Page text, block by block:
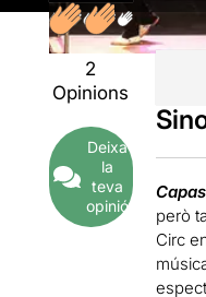
2
Opinions
Deixa
la
teva
opinió
Capas
però
Circ